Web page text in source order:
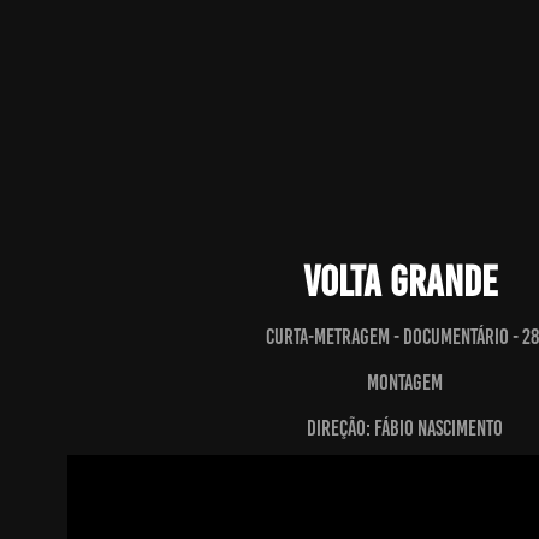
Volta Grande
Curta-metragem - Documentário -
Montagem
Direção: Fábio Nascimento